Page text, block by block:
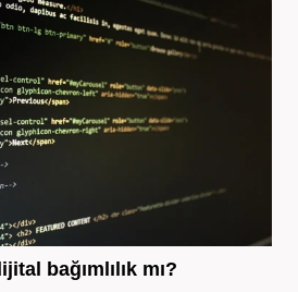
bağımlılık mı?